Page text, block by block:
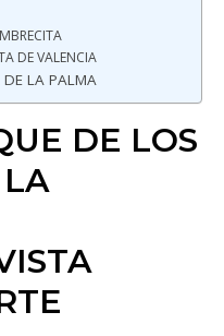
DE VALENCIA
DE LA PALMA
DE LOS